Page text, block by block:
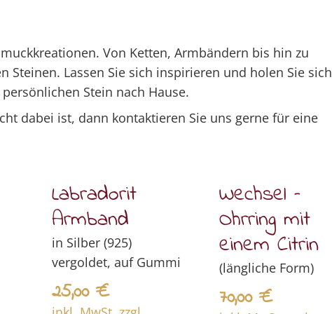
Von Ketten, Armbändern bis hin zu
Steinen. Lassen Sie sich inspirieren und holen Sie sich
Stein nach Hause.
dabei ist, dann kontaktieren Sie uns gerne für eine
Labradorit
Armband
in Silber (925)
vergoldet, auf Gummi
25,00 €
Wechsel –
Ohrring mit
einem Citrin
(längliche Form)
70,00 €